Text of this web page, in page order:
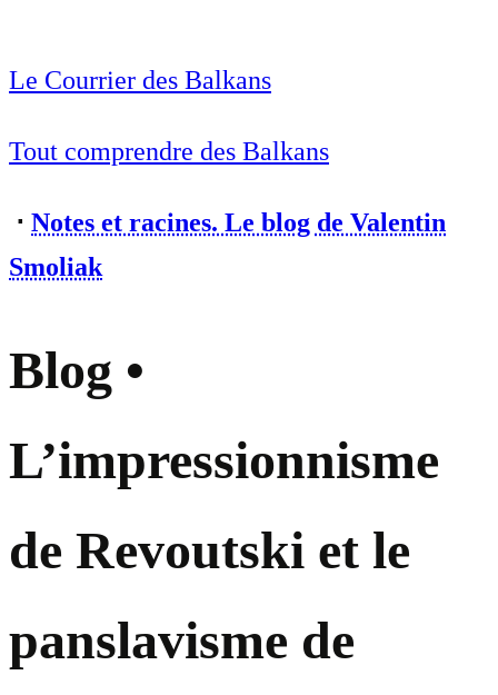
Le Courrier des Balkans
Tout comprendre des Balkans
⋅ Notes et racines. Le blog de Valentin
Smoliak
Blog •
L’impressionnisme
de Revoutski et le
panslavisme de